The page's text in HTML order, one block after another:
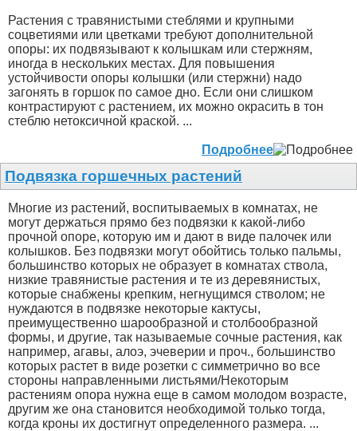
Растения с травянистыми стеблями и крупными
соцветиями или цветками требуют дополнительной
опоры: их подвязывают к колышкам или стержням,
иногда в нескольких местах. Для повышения
устойчивости опоры колышки (или стержни) надо
загонять в горшок по самое дно. Если они слишком
контрастируют с растением, их можно окрасить в тон
стеблю нетоксичной краской. ...
Подробнее
Подвязка горшечных растений
Многие из растений, воспитываемых в комнатах, не
могут держаться прямо без подвязки к какой-либо
прочной опоре, которую им и дают в виде палочек или
колышков. Без подвязки могут обойтись только пальмы,
большинство которых не образует в комнатах ствола,
низкие травянистые растения и те из деревянистых,
которые снабжены крепким, негнущимся стволом; не
нуждаются в подвязке некоторые кактусы,
преимущественно шарообразной и столбообразной
формы, и другие, так называемые сочные растения, как
например, агавы, алоэ, эчеверии и проч., большинство
которых растет в виде розетки с симметрично во все
стороны направленными листьями/Некоторым
растениям опора нужна еще в самом молодом возрасте,
другим же она становится необходимой только тогда,
когда кроны их достигнут определенного размера. ...